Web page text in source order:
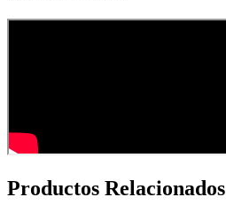
Productos Relacionados